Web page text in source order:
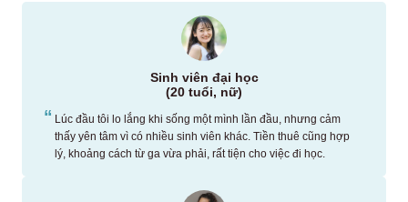
Sinh viên đại học
(20 tuổi, nữ)
Lúc đầu tôi lo lắng khi sống một mình lần đầu, nhưng cảm
thấy yên tâm vì có nhiều sinh viên khác. Tiền thuê cũng hợp
lý, khoảng cách từ ga vừa phải, rất tiện cho việc đi học.